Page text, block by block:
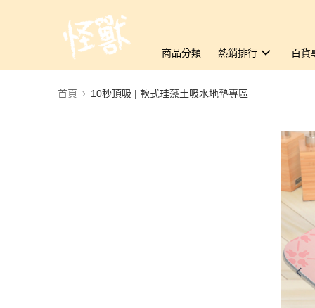
商品分類 熱銷排行 百貨
首頁 10秒頂吸 | 軟式珪藻土吸水地墊專區